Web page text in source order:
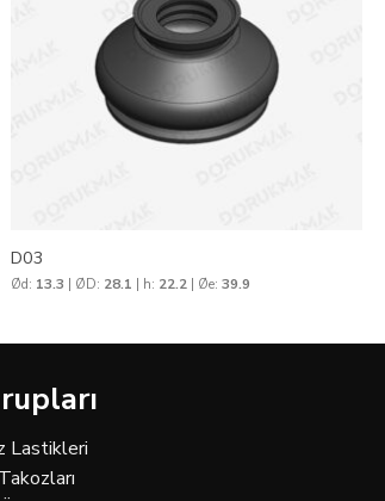
D03
Ød: 13.3 | ØD: 28.1 | h: 22.2| Øe: 39.9
Lastikleri